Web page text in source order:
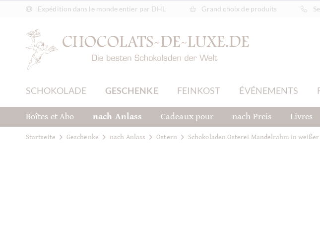
Expédition dans le monde entier par DHL Grand choix de produits
SCHOKOLADE GESCHENKE FEINKOST ÉVÉNEMENTS
Boîtes et Abo nach Anlass Cadeaux pour nach Preis Livres
Startseite Geschenke nach Anlass Ostern Schokoladen Osterei Mandelrahm in weißer